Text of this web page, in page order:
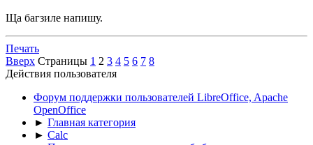
Ща багзиле напишу.
Печать
Вверх Страницы 1 2 3 4 5 6 7 8
Действия пользователя
Форум поддержки пользователей LibreOffice, Apache
OpenOffice
► Главная категория
► Calc